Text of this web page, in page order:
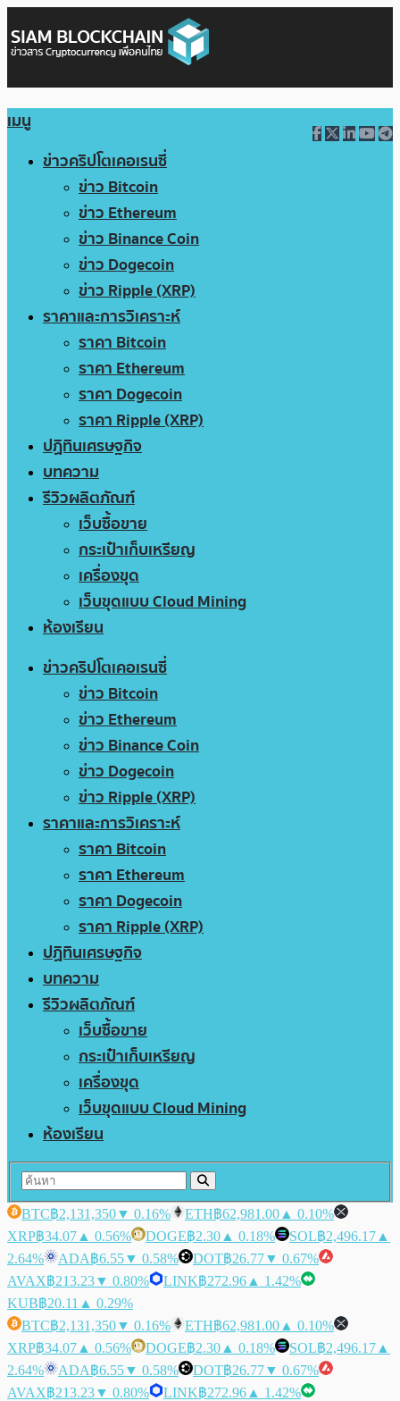
เมนู
ข่าวคริปโตเคอเรนซี่
ข่าว Bitcoin
ข่าว Ethereum
ข่าว Binance Coin
ข่าว Dogecoin
ข่าว Ripple (XRP)
ราคาและการวิเคราะห์
ราคา Bitcoin
ราคา Ethereum
ราคา Dogecoin
ราคา Ripple (XRP)
ปฏิทินเศรษฐกิจ
บทความ
รีวิวผลิตภัณฑ์
เว็บซื้อขาย
กระเป๋าเก็บเหรียญ
เครื่องขุด
เว็บขุดแบบ Cloud Mining
ห้องเรียน
ข่าวคริปโตเคอเรนซี่
ข่าว Bitcoin
ข่าว Ethereum
ข่าว Binance Coin
ข่าว Dogecoin
ข่าว Ripple (XRP)
ราคาและการวิเคราะห์
ราคา Bitcoin
ราคา Ethereum
ราคา Dogecoin
ราคา Ripple (XRP)
ปฏิทินเศรษฐกิจ
บทความ
รีวิวผลิตภัณฑ์
เว็บซื้อขาย
กระเป๋าเก็บเหรียญ
เครื่องขุด
เว็บขุดแบบ Cloud Mining
ห้องเรียน
BTC฿2,131,350▼ 0.16% ETH฿62,981.00 ▲ 0.10%
XRP฿34.07 ▲ 0.56% DOGE฿2.30 ▲ 0.18% SOL฿2,496.17 ▲
2.64%
ADA฿6.55▼ 0.58% DOT฿26.77▼ 0.67%
AVAX฿213.23▼ 0.80% LINK฿272.96 ▲ 1.42%
KUB฿20.11 ▲ 0.29%
BTC฿2,131,350▼ 0.16% ETH฿62,981.00 ▲ 0.10%
XRP฿34.07 ▲ 0.56% DOGE฿2.30 ▲ 0.18% SOL฿2,496.17 ▲
2.64%
ADA฿6.55▼ 0.58% DOT฿26.77▼ 0.67%
AVAX฿213.23▼ 0.80% LINK฿272.96 ▲ 1.42%